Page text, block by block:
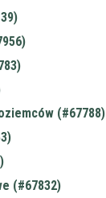
(#67788)
(#67832)